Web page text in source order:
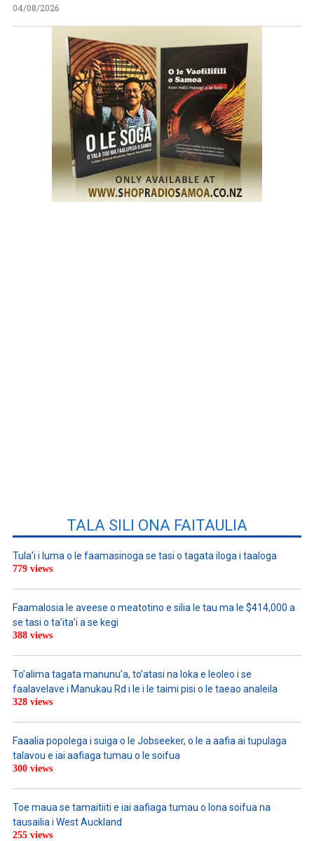
04/08/2026
TALA SILI ONA FAITAULIA
Tula’i i luma o le faamasinoga se tasi o tagata iloga i taaloga
779 views
Faamalosia le aveese o meatotino e silia le tau ma le $414,000 a
se tasi o ta’ita’i a se kegi
388 views
To’alima tagata manunu’a, to’atasi na loka e leoleo i se
faalavelave i Manukau Rd i le i le taimi pisi o le taeao analeila
328 views
Faaalia popolega i suiga o le Jobseeker, o le a aafia ai tupulaga
talavou e iai aafiaga tumau o le soifua
300 views
Toe maua se tamaitiiti e iai aafiaga tumau o lona soifua na
tausailia i West Auckland
255 views